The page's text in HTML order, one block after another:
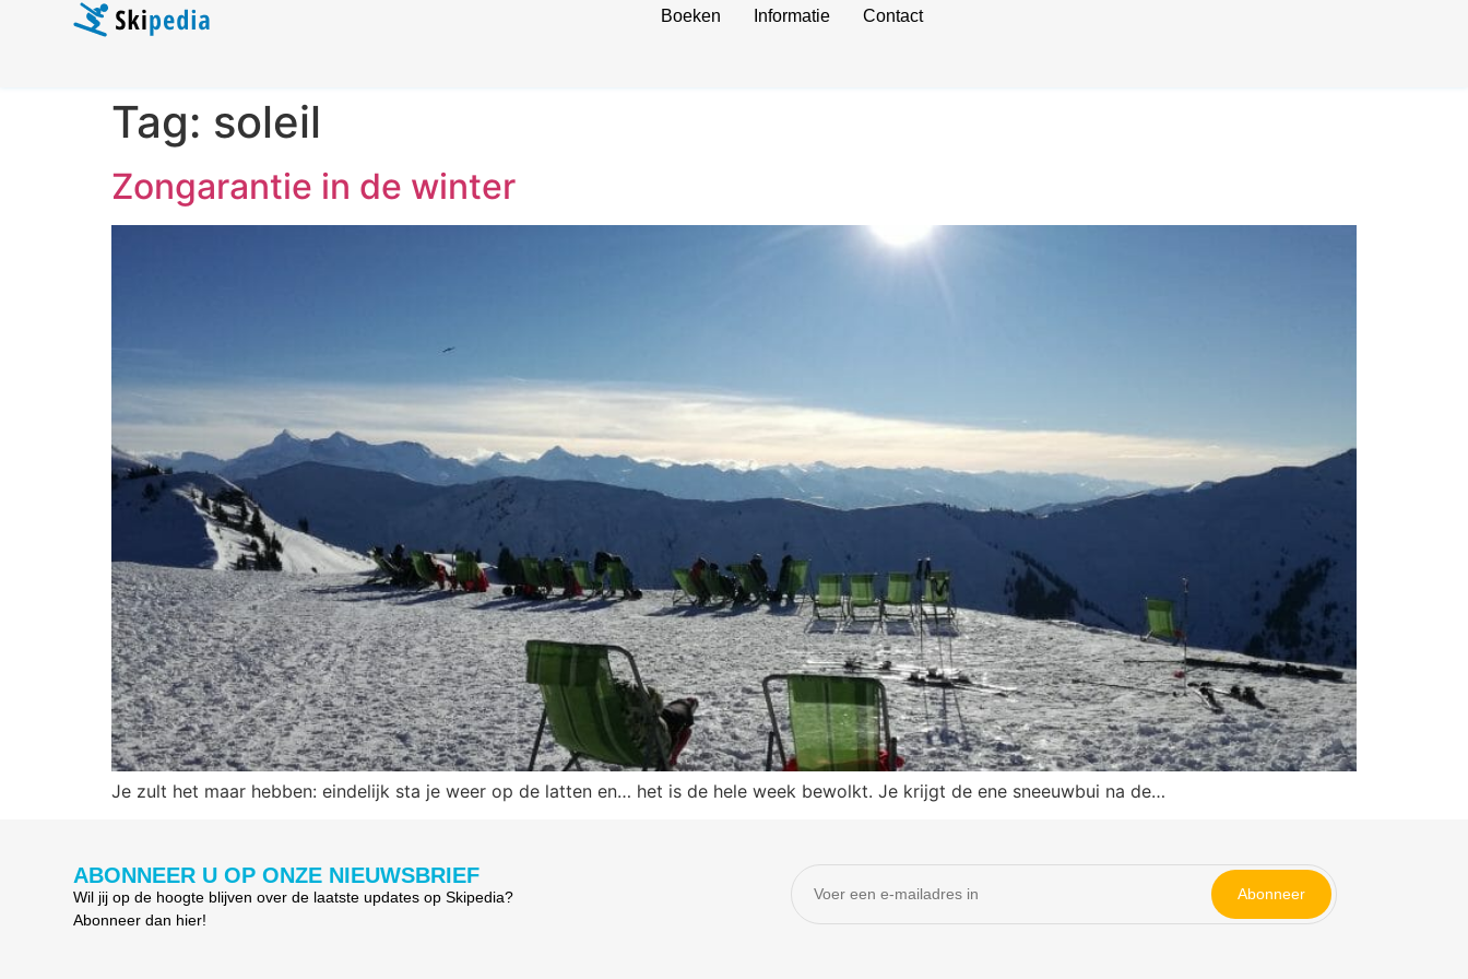
Boeken Informatie Contact
Tag: soleil
Zongarantie in de winter
Je zult het maar hebben: eindelijk sta je weer op de latten en… het is de hele week bewolkt. Je krijgt de ene sneeuwbui na de…
ABONNEER U OP ONZE NIEUWSBRIEF
Wil jij op de hoogte blijven over de laatste updates op Skipedia?
Abonneer dan hier!
Abonneer